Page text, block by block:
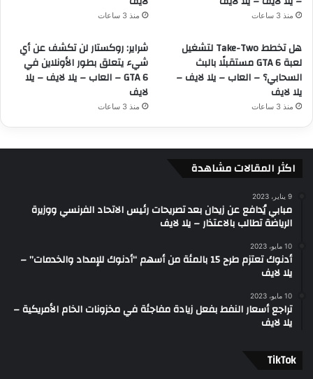
منذ 3 ساعات منذ 3 ساعات
هل تخطط Take-Two لتشغيل
لعبة GTA 6 مستقبلًا بالبث
السحابي؟ – العاب – يلا لايف –
يلا لايف
منذ 3 ساعات
شراير: روكستار لن تكشف عن أي
شيء يتعلق بطور الأونلاين في
GTA 6 – العاب – يلا لايف – يلا
لايف
منذ 3 ساعات
اكثر المقالات مشاهدة
9 يناير، 2023
مبابي يُدافع عن زيدان بعد تصريحات رئيس الاتحاد الفرنسي ووزيرة
الرياضة تطالب بالاعتذار – يلا لايف
10 مايو، 2023
أدنوك تعتزم طرح 15 بالمئة من أسهم “أدنوك للإمداد والخدمات” –
يلا لايف
10 مايو، 2023
تراجع أسعار النفط بفعل زيادة مفاجئة في مخزونات الخام الأمريكية –
يلا لايف
‫TikTok